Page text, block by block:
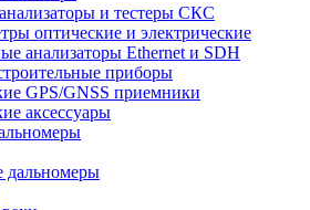
и тестеры СКС
оптические и электрические
анализаторы Ethernet и SDH
приборы
GPS/GNSS приемники
аксессуары
дальномеры